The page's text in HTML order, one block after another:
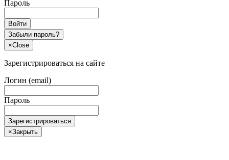
Пароль
Войти
Забыли пароль?
×Close
Зарегистрироваться на сайте
Логин (email)
Пароль
Зарегистрироваться
×Закрыть